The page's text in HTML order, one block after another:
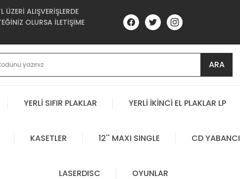
ALIŞVERİŞLERDE
OLURSA İLETİŞİME
ARA
YERLİ SIFIR PLAKLAR YERLİ İKİNCİ EL PLAKLAR LP
KASETLER 12'' MAXI SINGLE CD YABANCI
LASERDISC OYUNLAR